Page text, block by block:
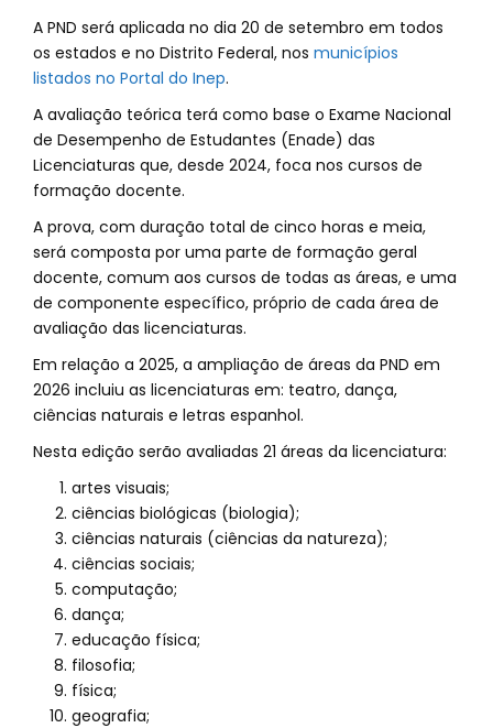
A PND será aplicada no dia 20 de setembro em todos
os estados e no Distrito Federal, nos municípios
listados no Portal do Inep.
A avaliação teórica terá como base o Exame Nacional
de Desempenho de Estudantes (Enade) das
Licenciaturas que, desde 2024, foca nos cursos de
formação docente.
A prova, com duração total de cinco horas e meia,
será composta por uma parte de formação geral
docente, comum aos cursos de todas as áreas, e uma
de componente específico, próprio de cada área de
avaliação das licenciaturas.
Em relação a 2025, a ampliação de áreas da PND em
2026 incluiu as licenciaturas em: teatro, dança,
ciências naturais e letras espanhol.
Nesta edição serão avaliadas 21 áreas da licenciatura:
artes visuais;
ciências biológicas (biologia);
ciências naturais (ciências da natureza);
ciências sociais;
computação;
dança;
educação física;
filosofia;
física;
geografia;